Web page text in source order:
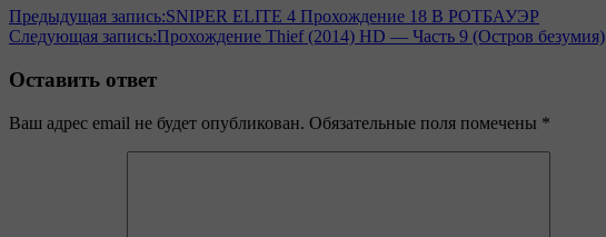
Предыдущая запись:SNIPER ELITE 4 Прохождение 18 В РОТБАУЭР
Следующая запись:Прохождение Thief (2014) HD — Часть 9 (Остров безумия)
Оставить ответ
Ваш адрес email не будет опубликован. Обязательные поля помечены *